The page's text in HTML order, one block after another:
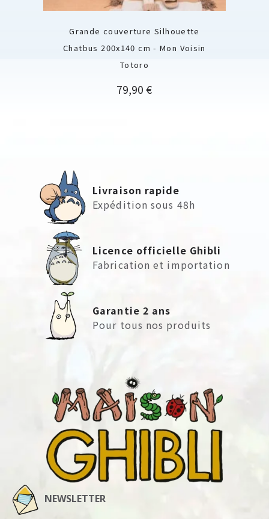
Grande couverture Silhouette
Chatbus 200x140 cm - Mon Voisin
Totoro
Prix
79,90 €
Livraison rapide
Expédition sous 48h
Licence officielle Ghibli
Fabrication et importation
Garantie 2 ans
Pour tous nos produits
NEWSLETTER